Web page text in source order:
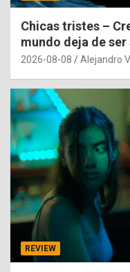
Chicas tristes –
mundo deja de ser
2026-08-08 Alejandro
REVIEW